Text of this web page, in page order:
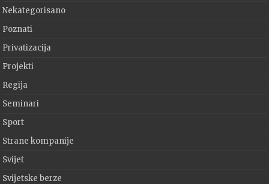
Nekategorisano
Poznati
Privatizacija
Projekti
Regija
Seminari
Sport
Strane kompanije
Svijet
Svijetske berze